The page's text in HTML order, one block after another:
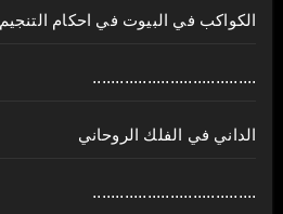
الكواكب في البيوت في احكام التنجيم
....................................
الداني في الفلك الروحاني
....................................